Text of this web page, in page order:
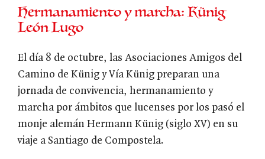
Hermanamiento y marcha: Künig
León Lugo
El día 8 de octubre, las Asociaciones Amigos del
Camino de Künig y Vía Künig preparan una
jornada de convivencia, hermanamiento y
marcha por ámbitos que lucenses por los pasó el
monje alemán Hermann Künig (siglo XV) en su
viaje a Santiago de Compostela.